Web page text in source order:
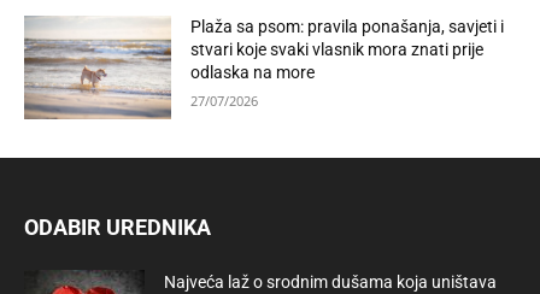
Plaža sa psom: pravila ponašanja, savjeti i
stvari koje svaki vlasnik mora znati prije
odlaska na more
27/07/2026
ODABIR UREDNIKA
Najveća laž o srodnim dušama koja uništava